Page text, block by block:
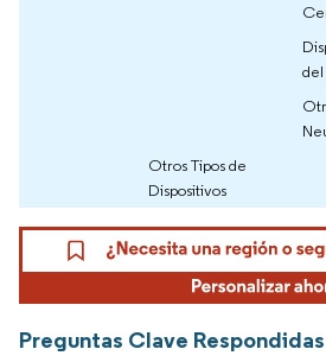
Otros Tipos de
Dispositivos
Preguntas Clave